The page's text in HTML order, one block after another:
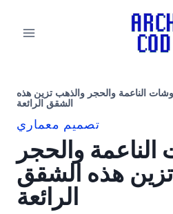
الناعمة والحجر والذهب تزين هذه
الشقق الرائعة
تصميم معماري
والحجر
هذه الشقق
الرائعة